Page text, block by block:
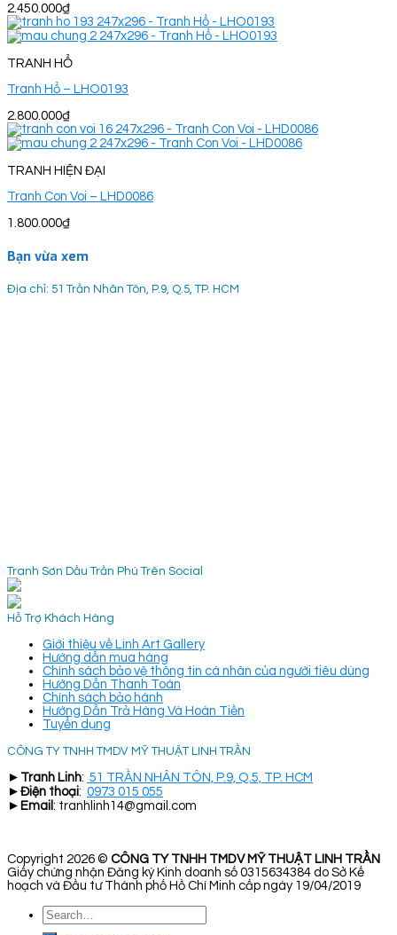
2.450.000₫
TRANH HỔ
Tranh Hổ – LHO0193
2.800.000₫
TRANH HIỆN ĐẠI
Tranh Con Voi – LHD0086
1.800.000₫
Bạn vừa xem
Địa chỉ: 51 Trần Nhân Tôn, P.9, Q.5, TP. HCM
Tranh Sơn Dầu Trần Phú Trên Social
Hỗ Trợ Khách Hàng
Giới thiệu về Linh Art Gallery
Hướng dẫn mua hàng
Chính sách bảo vệ thông tin cá nhân của người tiêu dùng
Hướng Dẫn Thanh Toán
Chính sách bảo hành
Hướng Dẫn Trả Hàng Và Hoàn Tiền
Tuyển dụng
CÔNG TY TNHH TMDV MỸ THUẬT LINH TRẦN
► Tranh Linh: 51 TRẦN NHÂN TÔN, P.9, Q.5, TP. HCM
► Điện thoại: 0973 015 055
► Email : tranhlinh14@gmail.com
Copyright 2026 © CÔNG TY TNHH TMDV MỸ THUẬT LINH TRẦN
Giấy chứng nhận Đăng ký Kinh doanh số 0315634384 do Sở Kế
hoạch và Đầu tư Thành phố Hồ Chí Minh cấp ngày 19/04/2019
Search
for: